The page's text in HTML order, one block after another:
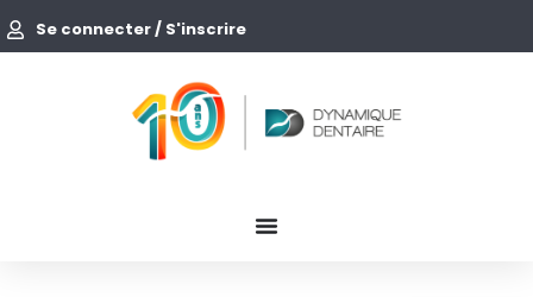
Se connecter / S'inscrire